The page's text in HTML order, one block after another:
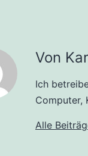
Von
Ich
Computer,
Alle